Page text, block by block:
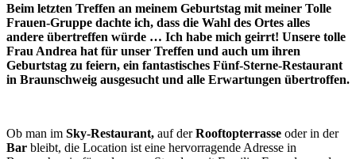
Beim letzten Treffen an meinem Geburtstag mit meiner Tolle
Frauen-Gruppe dachte ich, dass die Wahl des Ortes alles
andere übertreffen würde … Ich habe mich geirrt! Unsere tolle
Frau Andrea hat für unser Treffen und auch um ihren
Geburtstag zu feiern, ein fantastisches Fünf-Sterne-Restaurant
in Braunschweig ausgesucht und alle Erwartungen übertroffen.
Ob man im Sky-Restaurant, auf derRooftopterrasse oder in der
Bar bleibt, die Location ist eine hervorragende Adresse in